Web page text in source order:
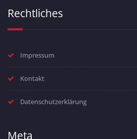
Rechtliches
Impressum
Kontakt
Datenschutzerklärung
Meta